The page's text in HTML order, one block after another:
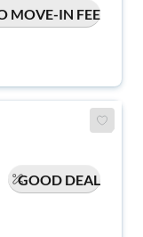
MOVE-IN FEE
GOOD DEAL